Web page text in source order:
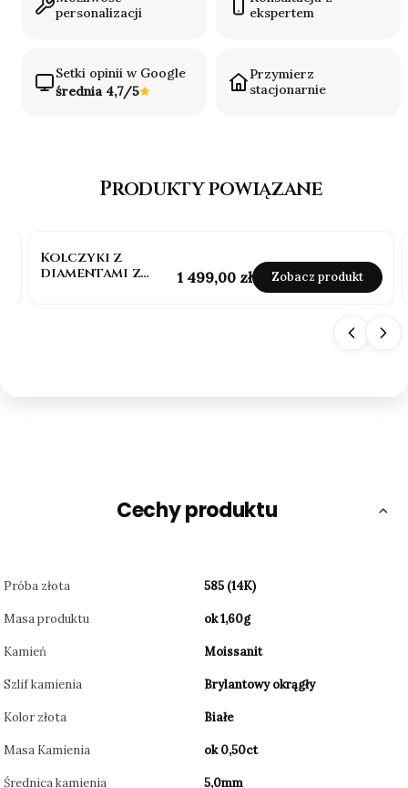
personalizacji
ekspertem
Setki opinii w Google
średnia 4,7/5
Przymierz
stacjonarnie
Produkty powiązane
Kolczyki z
diamentami z
Cena
1 499,00 zł Zobacz produkt
Cechy produktu
Próba złota 585 (14K)
Masa produktu ok 1,60g
Kamień Moissanit
Szlif kamienia Brylantowy okrągły
Kolor złota Białe
Masa Kamienia ok 0,50ct
Średnica kamienia 5,0mm